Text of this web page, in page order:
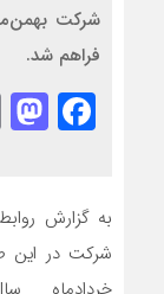
شرکت
فراهم شد.
به گزارش